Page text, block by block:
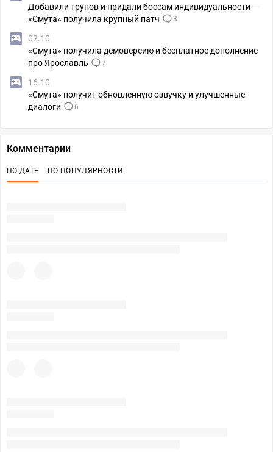
Добавили трупов и придали боссам индивидуальности —
«Смута» получила крупный патч
3
02.10
«Смута» получила демоверсию и бесплатное дополнение
про Ярославль
7
16.10
«Смута» получит обновленную озвучку и улучшенные
диалоги
6
Комментарии
ПО ДАТЕ ПО ПОПУЛЯРНОСТИ